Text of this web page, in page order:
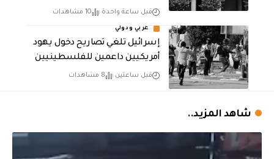
قبل ساعة واحدة 10 مشاهدات
عربي ودولي
إسرائيل تلغي تصاريح دخول يهود
أمريكيين داعمين للفلسطينيين
قبل ساعتين 8 مشاهدات
شاهد المزيد..